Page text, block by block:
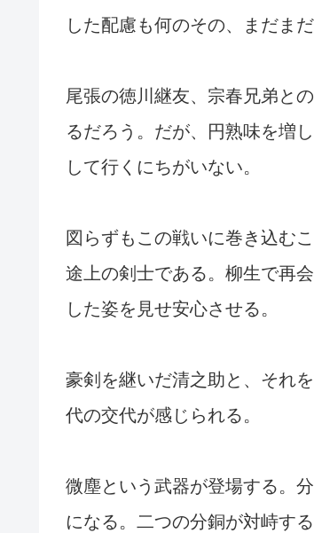
した配慮も何のその、まだま
尾張の徳川継友、宗春兄弟と
るだろう。だが、円熟味を増
して行くにちがいない。
図らずもこの戦いに巻き込む
途上の剣士である。柳生で再
した姿を見せ安心させる。
豪剣を継いだ清之助と、それ
代の交代が感じられる。
微塵という武器が登場する。
になる。二つの分銅が対峙す